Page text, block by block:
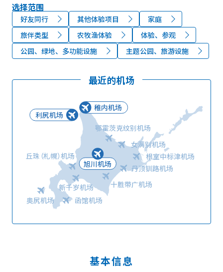
选择范围
好友同行 其他体验项目
家庭
旅伴类型
农牧渔体验
体验、参观
公园、绿地、多功能设施
主题公园、旅游设施
最近的机场
新千岁机场
丘珠（札幌）机场
函馆机场
奥尻机场
旭川机场
稚内机场
利尻机场
鄂霍茨克纹别机场
女满别机场
根室中标津机场
丹顶钏路机场
十胜带广机场
基本信息